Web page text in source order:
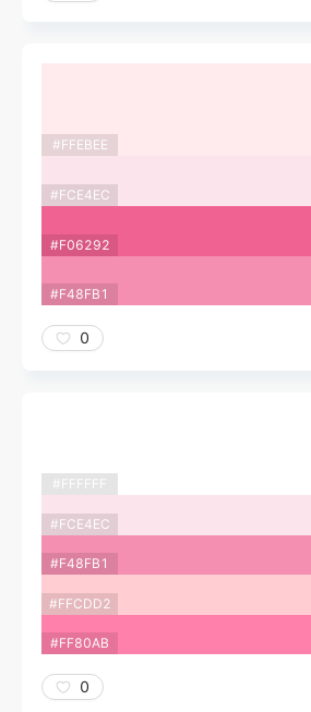
#FFEBEE
#FCE4EC
#F06292
#F48FB1
0
#FFFFFF
#FCE4EC
#F48FB1
#FFCDD2
#FF80AB
0